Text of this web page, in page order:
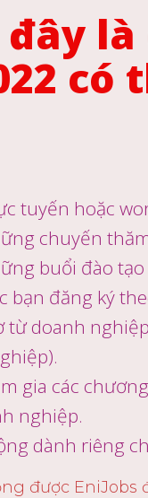
có
tuyến hoặc
chuyến
buổi đào
bạn đăng ký
từ doanh
gia các
nghiệp.
dành riêng
được